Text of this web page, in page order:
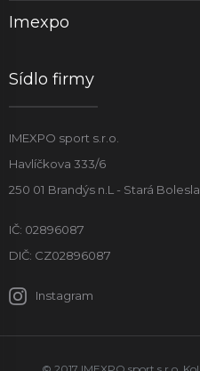
Imexpo
Sídlo firmy
IMEXPO sport s.r.o.
Havlíčkova 333/6
250 01 Brandýs n.L - Stará
IČ: 02896087
DIČ: CZ02896087
Instagram
© 2017 IMEXPO sport s.r.o.